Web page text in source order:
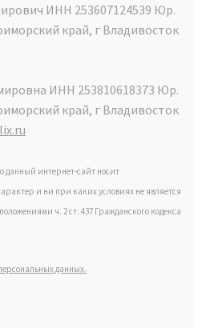
ИНН 253607124539 Юр.
край, г Владивосток
ИНН 253810618373 Юр.
край, г Владивосток
интернет-сайт носит
и ни при каких условиях не является
ч. 2 ст. 437 Гражданского кодекса
данных.